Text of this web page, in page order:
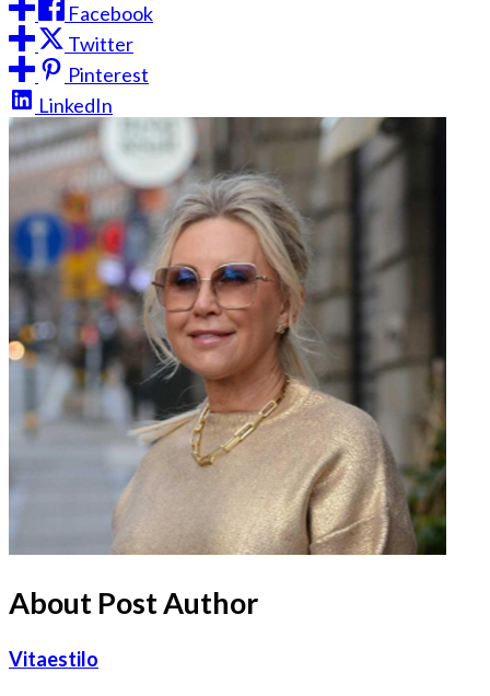
Facebook
Twitter
Pinterest
LinkedIn
About Post Author
Vitaestilo